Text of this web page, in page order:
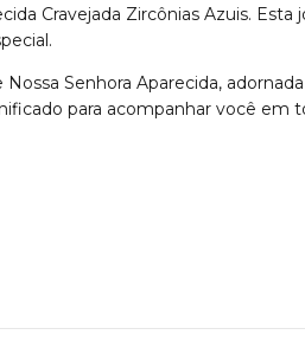
Cravejada Zircônias Azuis.
Senhora Aparecida,
para acompanhar você em